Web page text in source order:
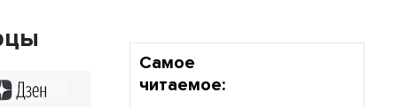
Самое
читаемое: